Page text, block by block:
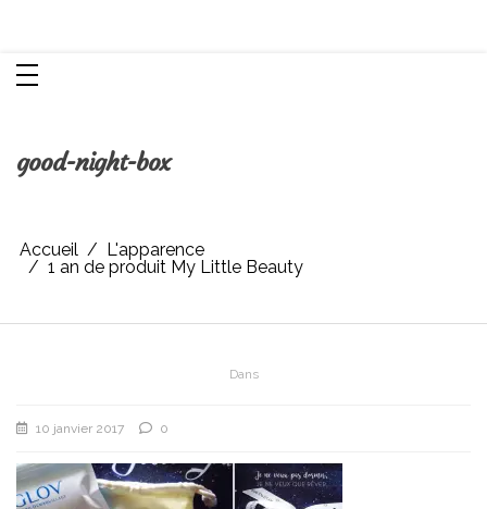
good-night-box
Accueil
L'apparence
1 an de produit My Little Beauty
Dans
10 janvier 2017 0